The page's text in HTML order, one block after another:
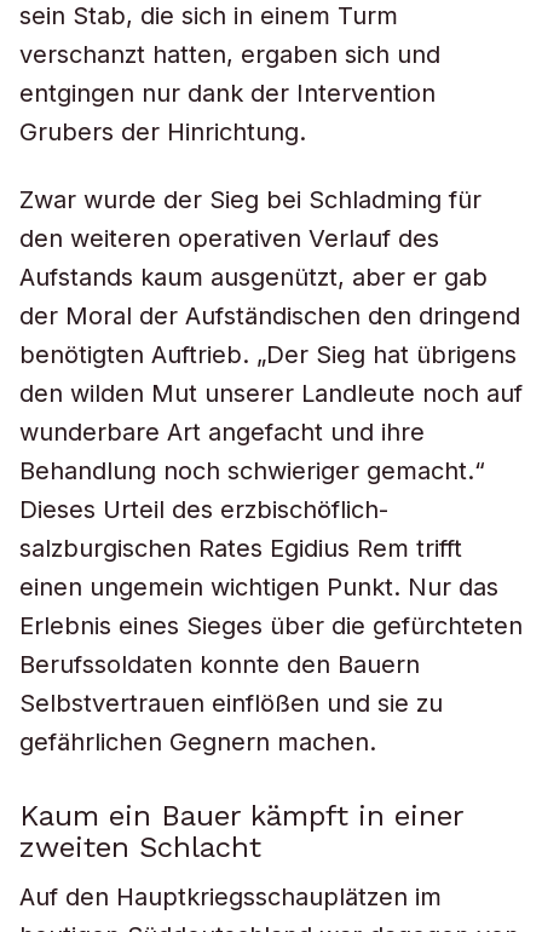
sein Stab, die sich in einem Turm
verschanzt hatten, ergaben sich und
entgingen nur dank der Intervention
Grubers der Hinrichtung.
Zwar wurde der Sieg bei Schladming für
den weiteren operativen Verlauf des
Aufstands kaum ausgenützt, aber er gab
der Moral der Aufständischen den dringend
benötigten Auftrieb. „Der Sieg hat übrigens
den wilden Mut unserer Landleute noch auf
wunderbare Art angefacht und ihre
Behandlung noch schwieriger gemacht.“
Dieses Urteil des erzbischöflich-
salzburgischen Rates Egidius Rem trifft
einen ungemein wichtigen Punkt. Nur das
Erlebnis eines Sieges über die gefürchteten
Berufssoldaten konnte den Bauern
Selbstvertrauen einflößen und sie zu
gefährlichen Gegnern machen.
Kaum ein Bauer kämpft in einer
zweiten Schlacht
Auf den Hauptkriegsschauplätzen im